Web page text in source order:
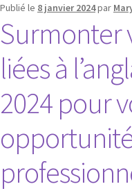
Publié le 8 janvier 2024par
Surmonter
liées à
2024 pour